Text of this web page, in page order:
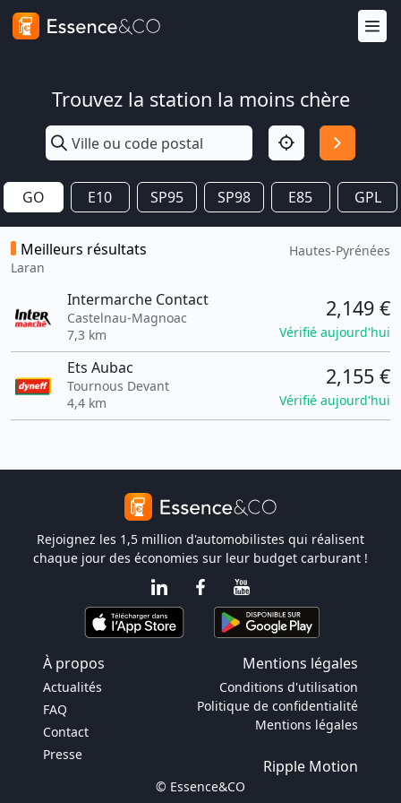
Trouvez la station la moins chère
GO E10 SP95 SP98 E85 GPL
Meilleurs résultats
Laran
Hautes-Pyrénées
Intermarche Contact
Castelnau-Magnoac
7,3 km
2,149 €
Vérifié aujourd'hui
Ets Aubac
Tournous Devant
4,4 km
2,155 €
Vérifié aujourd'hui
Rejoignez les 1,5 million d'automobilistes qui réalisent
chaque jour des économies sur leur budget carburant !
À propos Mentions légales
Actualités
FAQ
Contact
Presse
Conditions d'utilisation
Politique de confidentialité
Mentions légales
Ripple Motion
© Essence&CO